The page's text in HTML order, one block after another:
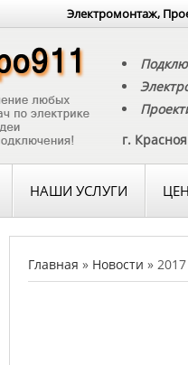
Электромонтаж,
г.
НАШИ УСЛУГИ
Главная » Новости » 2017